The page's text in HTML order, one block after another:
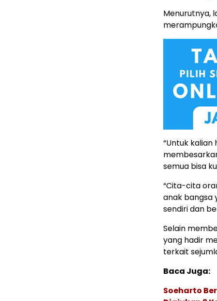
Menurutnya,
“Untuk
semua bisa
“Cita-cita
anak bangsa
sendiri dan
Selain
yang hadir
terkait
Baca Juga:
Soeharto